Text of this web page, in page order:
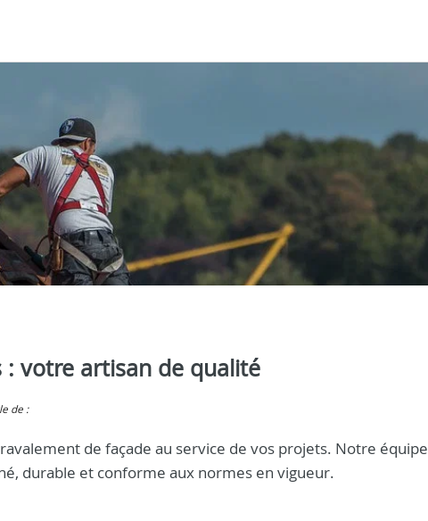
: votre artisan de qualité
de :
de façade au service de vos projets. Notre équipe
durable et conforme aux normes en vigueur.